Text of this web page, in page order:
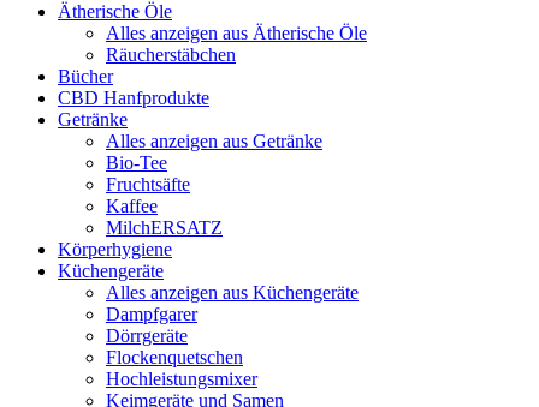
Ätherische Öle
Alles anzeigen aus Ätherische Öle
Räucherstäbchen
Bücher
CBD Hanfprodukte
Getränke
Alles anzeigen aus Getränke
Bio-Tee
Fruchtsäfte
Kaffee
MilchERSATZ
Körperhygiene
Küchengeräte
Alles anzeigen aus Küchengeräte
Dampfgarer
Dörrgeräte
Flockenquetschen
Hochleistungsmixer
Keimgeräte und Samen